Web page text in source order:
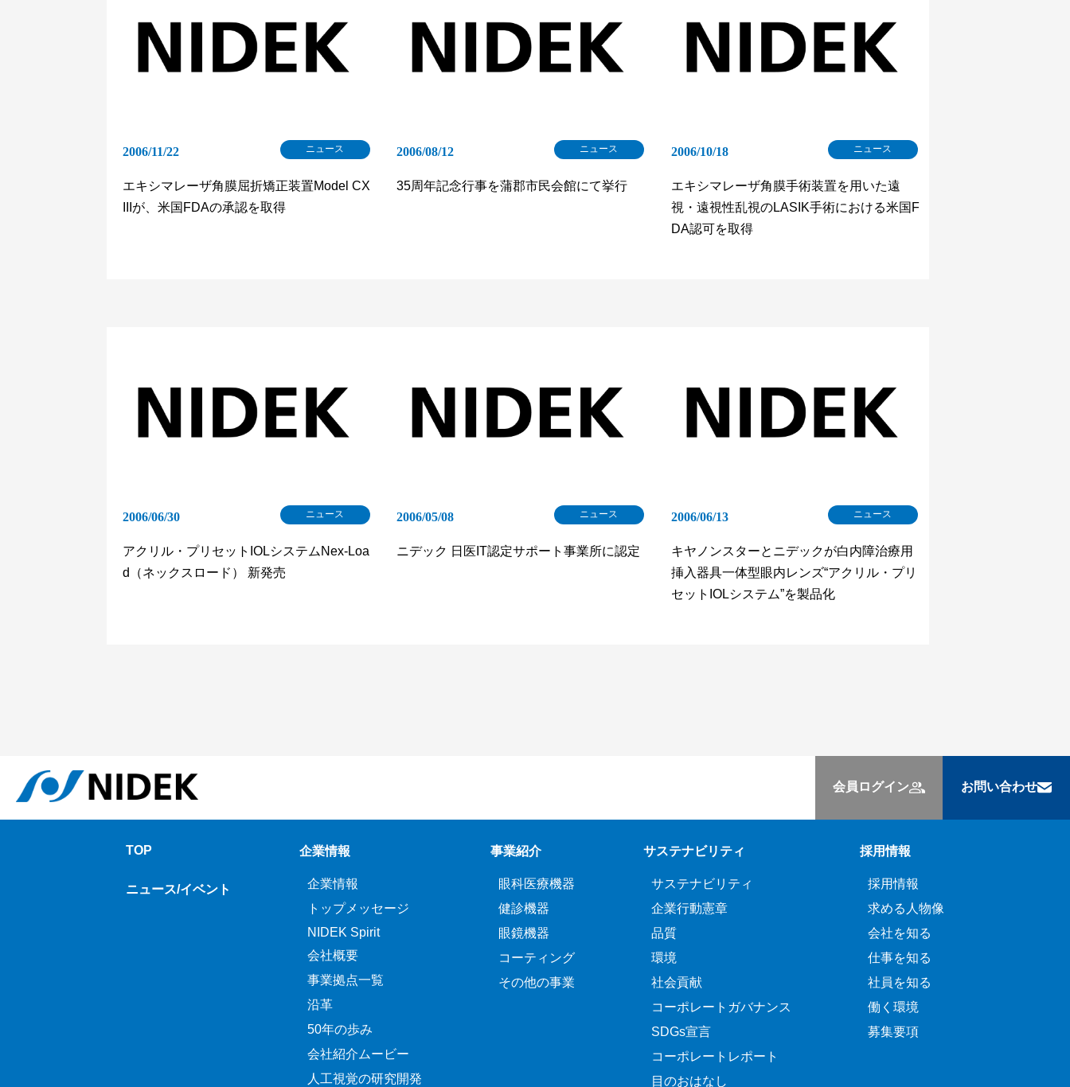
2006/11/22 ニュース
エキシマレーザ角膜屈折矯正装置Model CX
IIIが、米国FDAの承認を取得
2006/08/12 ニュース
35周年記念行事を蒲郡市民会館にて挙行
2006/10/18 ニュース
エキシマレーザ角膜手術装置を用いた遠
視・遠視性乱視のLASIK手術における米国F
DA認可を取得
2006/06/30 ニュース
アクリル・プリセットIOLシステムNex-Loa
d（ネックスロード） 新発売
2006/05/08 ニュース
ニデック 日医IT認定サポート事業所に認定
2006/06/13 ニュース
キヤノンスターとニデックが白内障治療用
挿入器具一体型眼内レンズ“アクリル・プリ
セットIOLシステム”を製品化
会員ログイン お問い合わせ
TOP
ニュース/イベント
企業情報
企業情報
トップメッセージ
NIDEK Spirit
会社概要
事業拠点一覧
沿革
50年の歩み
会社紹介ムービー
人工視覚の研究開発
事業紹介
眼科医療機器
健診機器
眼鏡機器
コーティング
その他の事業
サステナビリティ
サステナビリティ
企業行動憲章
品質
環境
社会貢献
コーポレートガバナンス
SDGs宣言
コーポレートレポート
目のおはなし
採用情報
採用情報
求める人物像
会社を知る
仕事を知る
社員を知る
働く環境
募集要項